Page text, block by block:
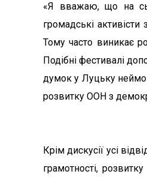
«Я вважаю, що на
громадські
Тому часто виникає
Подібні фестивалі
думок у Луцьку
розвитку ООН з
Крім дискусії усі
грамотності,